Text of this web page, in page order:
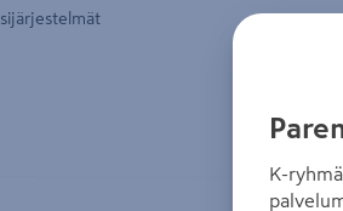
kuvaus löytyy Tuotteen kuvaus -
K-